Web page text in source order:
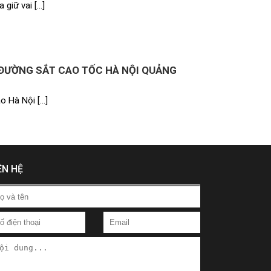
giữ vai […]
SẮT CAO TỐC HÀ NỘI QUẢNG
Hà Nội […]
HỆ